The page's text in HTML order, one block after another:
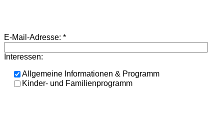
E-Mail-Adresse: *
Interessen:
Allgemeine Informationen & Programm
Kinder- und Familienprogramm